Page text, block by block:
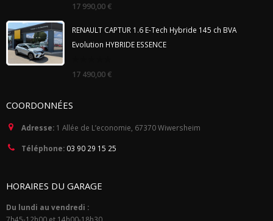
out
17 990,00 €
RENAULT CAPTUR 1.6 E-Tech Hybride 145 ch BVA
Evolution HYBRIDE ESSENCE
out
17 490,00 €
COORDONNÉES
Adresse: 1 Allée de L’economie, 67370 Wiwersheim
Téléphone: 03 90 29 15 25
HORAIRES DU GARAGE
Du lundi au vendredi :
7h45-12h00 et 14h00-18h30